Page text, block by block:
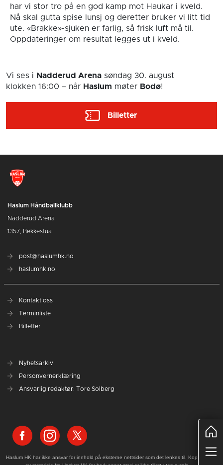
har vi stor tro på en god kamp mot Haukar i kveld.
Nå skal gutta spise lunsj og deretter bruker vi litt tid
ute. «Brakke»-sjuken er farlig, så frisk luft må til.
Oppdateringer om resultat legges ut i kveld.
Vi ses i Nadderud Arena søndag 30. august
klokken 16:00 – når Haslum møter Bodø!
Billetter
Haslum Håndballklubb
Nadderud Arena
1357, Bekkestua
post@haslumhk.no
haslumhk.no
Kontakt oss
Terminliste
Billetter
Nyhetsarkiv
Personvernerklæring
Ansvarlig redaktør: Tore Solberg
Haslum HK har ikke ansvar for innhold på eksterne nettsider som det lenkes til. Kopiering